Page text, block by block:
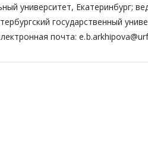
университет, Екатеринбург;
государственный
почта: e.